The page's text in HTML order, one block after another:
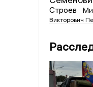
Строев
Викторович